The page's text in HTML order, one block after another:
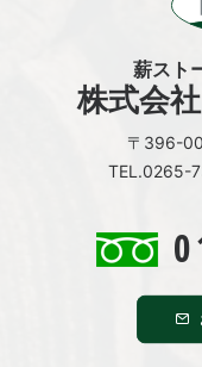
薪スト
株式会
〒396-
TEL.0265-